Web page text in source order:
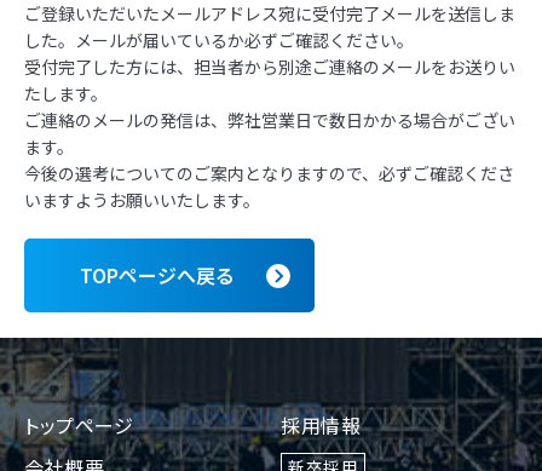
ご登録いただいたメールアドレス宛に受付完了メールを送信しま
した。メールが届いているか必ずご確認ください。
受付完了した方には、担当者から別途ご連絡のメールをお送りい
たします。
ご連絡のメールの発信は、弊社営業日で数日かかる場合がござい
ます。
今後の選考についてのご案内となりますので、必ずご確認くださ
いますようお願いいたします。
TOPページへ戻る
トップページ
採用情報